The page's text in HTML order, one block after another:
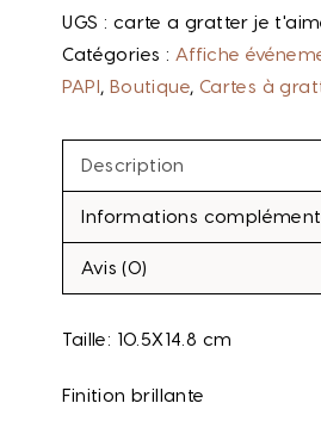
UGS : carte a gratter je
Catégories : Affiche
PAPI , Boutique, Cartes à
Description
Informations
Avis (0)
Taille: 10.5X14.8 cm
Finition brillante